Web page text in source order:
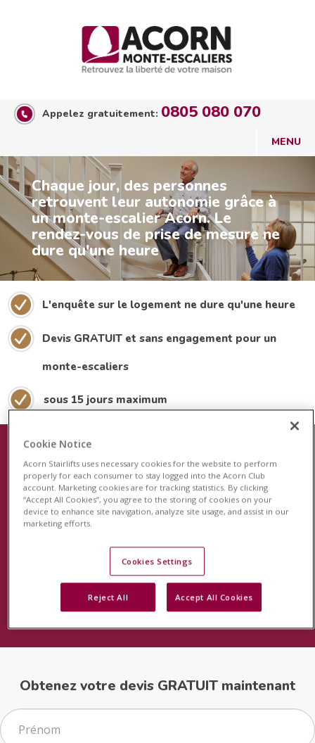
Appelez gratuitement: 0805 080 070
Chaque jour, des personnes
retrouvent leur autonomie grâce à
un monte-escalier Acorn. Le
rendez-vous de prise de mesure ne
dure qu'une heure
L'enquête sur le logement ne dure qu'une heure
Devis GRATUIT et sans engagement pour un
monte-escaliers
sous 15 jours maximum
Le plus récent dispositif de sécurité
pour les monte-escaliers
Acorn est fier de lancer le système de surveillance
révolutionnaire StairSafe pour votre monte-escalier
Acorn. Cette fonction unique en son genre surveillera
l'activité de votre monte-escalier et vous permettra, à
vous et à votre famille, d'avoir l'esprit tranquille.
Obtenez votre devis GRATUIT maintenant
Cookie Notice
Acorn Stairlifts uses necessary cookies for the website to perform
properly for each consumer to stay logged into the Acorn Club
account. Marketing cookies are for tracking statistics. By clicking
“Accept All Cookies”, you agree to the storing of cookies on your
device to enhance site navigation, analyze site usage, and assist in our
marketing efforts.
Cookies Settings
Reject All Accept All Cookies